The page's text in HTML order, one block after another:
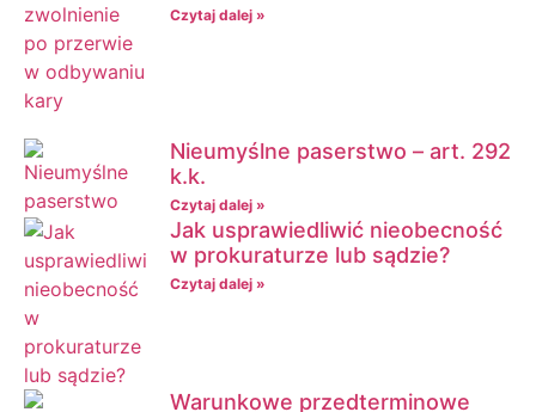
Czytaj dalej »
Nieumyślne paserstwo – art. 292
k.k.
Czytaj dalej »
Jak usprawiedliwić nieobecność
w prokuraturze lub sądzie?
Czytaj dalej »
Warunkowe przedterminowe